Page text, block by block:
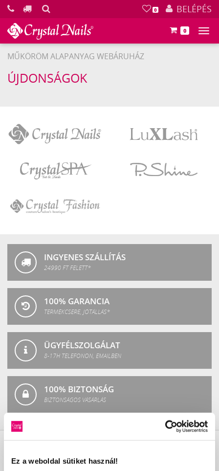
Ez a weboldal sütiket használ!
0 BELÉPÉS
0
MŰKÖRÖM ALAPANYAG WEBÁRUHÁZ
ÚJDONSÁGOK
Nails
SPA
INGYENES SZÁLLÍTÁS
24990 FT FELETT*
100% GARANCIA
TERMÉKCSERE, JÓTÁLLÁS*
ÜGYFÉLSZOLGÁLAT
8-17H TELEFONON, EMAILBEN
100% BIZTONSÁG
BIZTONSÁGOS VÁSÁRLÁS